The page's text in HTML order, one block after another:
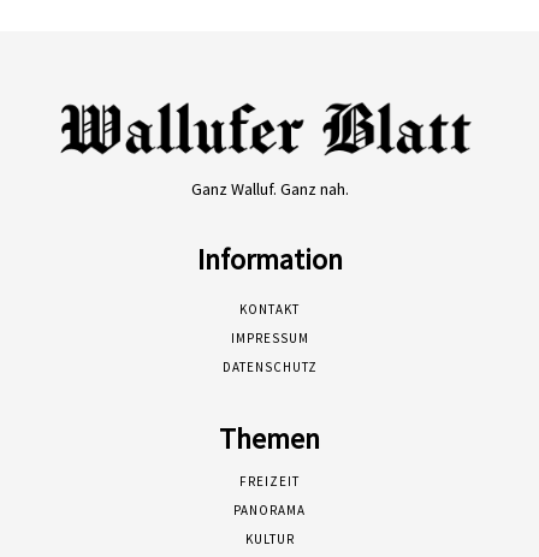
Ganz Walluf. Ganz nah.
Information
KONTAKT
IMPRESSUM
DATENSCHUTZ
Themen
FREIZEIT
PANORAMA
KULTUR